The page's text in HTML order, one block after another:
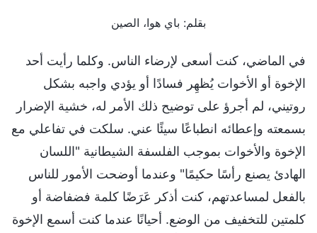
بقلم: باي هوا، الصين
في الماضي، كنت أسعى لإرضاء الناس. وكلما رأيت أحد
الإخوة أو الأخوات يُظهِر فسادًا أو يؤدي واجبه بشكل
روتيني، لم أجرؤ على توضيح ذلك الأمر له، خشية الإضرار
بسمعته وإعطائه انطباعًا سيئًا عني. سلكت في تفاعلي مع
الإخوة والأخوات بموجب الفلسفة الشيطانية "اللسان
الهادئ يصنع رأسًا حكيمًا" وعندما أوضحت الأمور للناس
بالفعل لمساعدتهم، كنت أذكر عَرَضًا كلمة فضفاضة أو
كلمتين للتخفيف من الوضع. أحيانًا عندما كنت أسمع الإخوة